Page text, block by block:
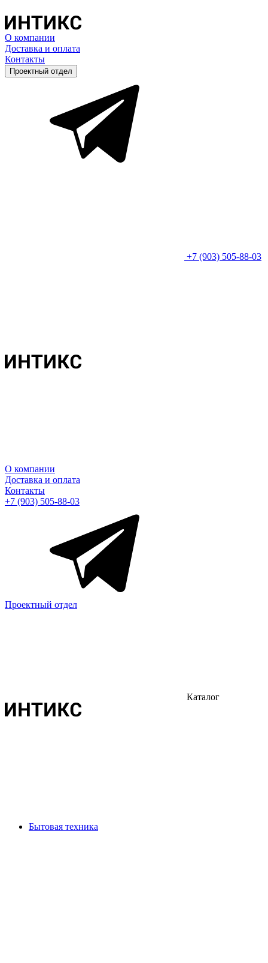
О компании
Доставка и оплата
Контакты
Проектный отдел
+7 (903) 505-88-03
О компании
Доставка и оплата
Контакты
+7 (903) 505-88-03
Проектный отдел
Каталог
Бытовая техника